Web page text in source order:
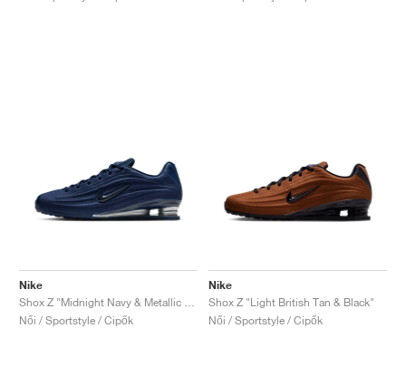
Nike
Női / Sportstyle / Cipők
Nike
Shox Z "Light British Tan & Black"
Női / Sportstyle / Cipők